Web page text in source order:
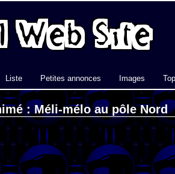
Liste Petites annonces Images
: Méli-mélo au pôle Nord